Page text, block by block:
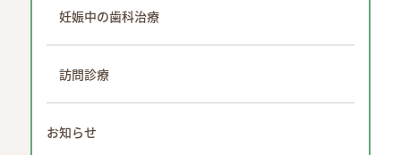
妊娠中の歯科治療
訪問診療
お知らせ